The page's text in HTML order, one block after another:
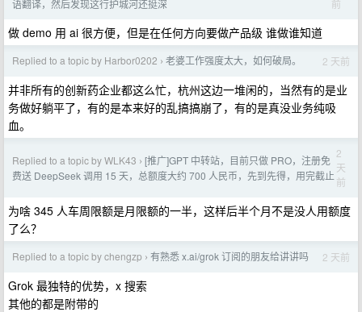
语翻译，然后发现这行护城河还挺深
前
做 demo 用 ai 很方便，但是在任何方向要做产品级 谁做谁知道
Replied to a topic by Harbor0202 › 老婆工作强度太大，如何破局。 2 天前
并非所有的创新药企业都这么忙，杭州这边一堆闲的，当然有的是业
务做好躺平了，有的是本来好的乱搞搞崩了，有的是真没业务纯吸
血。
Replied to a topic by WLK43 › [推广]GPT 中转站，目前只做 PRO，注册免
费送 DeepSeek 调用 15 天，总额度大约 700 人民币，先到先得，用完截止
2
天
前
为啥 345 人车周限额是月限额的一半，这样后半个月不是没人用额度
了么？
Replied to a topic by chengzp › 有熟悉 x.ai/grok 订阅的朋友给讲讲吗 2 天前
Grok 最独特的优势，x 搜索
其他的都是附带的